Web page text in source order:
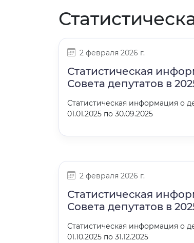
2 февраля 2026 г.
Статистическая
Совета депутатов в
Статистическая информация о
01.01.2025 по 30.09.2025
2 февраля 2026 г.
Статистическая
Совета депутатов в
Статистическая информация о
01.10.2025 по 31.12.2025